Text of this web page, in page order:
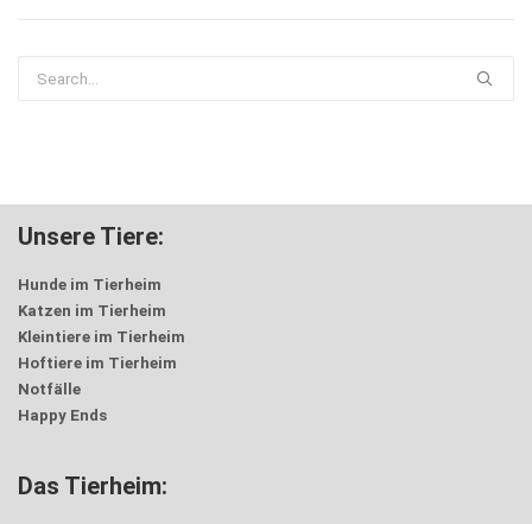
Unsere Tiere:
Hunde im Tierheim
Katzen im Tierheim
Kleintiere im Tierheim
Hoftiere im Tierheim
Notfälle
Happy Ends
Das Tierheim: